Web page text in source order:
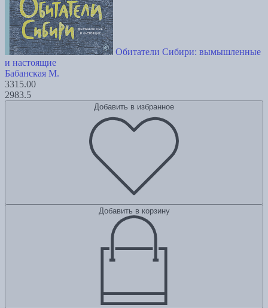
Обитатели Сибири: вымышленные
и настоящие
Бабанская М.
3315.00
2983.5
Добавить в избранное
Добавить в корзину